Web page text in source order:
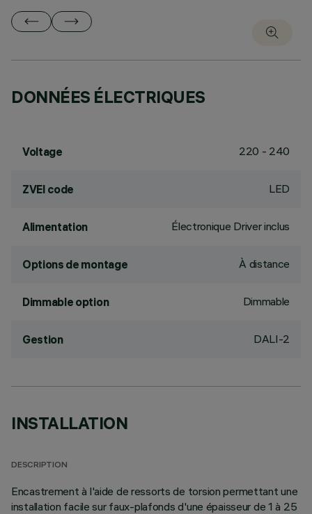
DONNÉES ÉLECTRIQUES
Voltage 220 - 240
ZVEI code LED
Alimentation Électronique Driver inclus
Options de montage À distance
Dimmable option Dimmable
Gestion DALI-2
INSTALLATION
DESCRIPTION
Encastrement à l'aide de ressorts de torsion permettant une
installation facile sur faux-plafonds d'une épaisseur de 1 à 25